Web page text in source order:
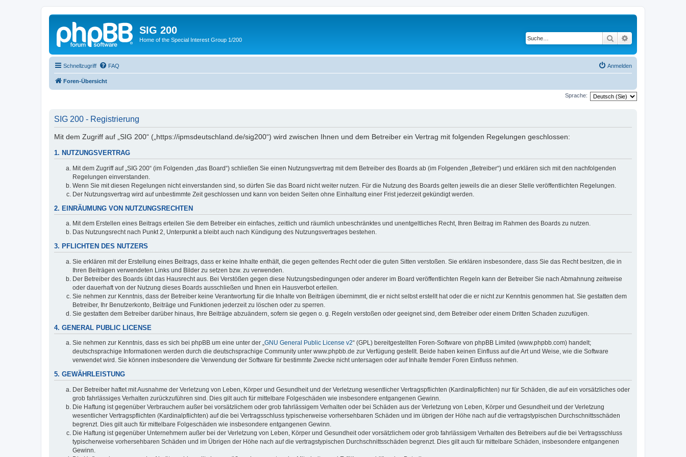
SIG 200
Home of the Special Interest Group 1/200 Suche
Schnellzugriff FAQ Anmelden
Foren-Übersicht
Sprache:
SIG 200 - Registrierung
Mit dem Zugriff auf „SIG 200“ („https://ipmsdeutschland.de/sig200“) wird zwischen Ihnen und dem Betreiber ein Vertrag mit folgenden Regelungen geschlossen:
1. NUTZUNGSVERTRAG
Mit dem Zugriff auf „SIG 200“ (im Folgenden „das Board“) schließen Sie einen Nutzungsvertrag mit dem Betreiber des Boards ab (im Folgenden „Betreiber“) und erklären sich mit den nachfolgenden
Regelungen einverstanden.
Wenn Sie mit diesen Regelungen nicht einverstanden sind, so dürfen Sie das Board nicht weiter nutzen. Für die Nutzung des Boards gelten jeweils die an dieser Stelle veröffentlichten Regelungen.
Der Nutzungsvertrag wird auf unbestimmte Zeit geschlossen und kann von beiden Seiten ohne Einhaltung einer Frist jederzeit gekündigt werden.
2. EINRÄUMUNG VON NUTZUNGSRECHTEN
Mit dem Erstellen eines Beitrags erteilen Sie dem Betreiber ein einfaches, zeitlich und räumlich unbeschränktes und unentgeltliches Recht, Ihren Beitrag im Rahmen des Boards zu nutzen.
Das Nutzungsrecht nach Punkt 2, Unterpunkt a bleibt auch nach Kündigung des Nutzungsvertrages bestehen.
3. PFLICHTEN DES NUTZERS
Sie erklären mit der Erstellung eines Beitrags, dass er keine Inhalte enthält, die gegen geltendes Recht oder die guten Sitten verstoßen. Sie erklären insbesondere, dass Sie das Recht besitzen, die in
Ihren Beiträgen verwendeten Links und Bilder zu setzen bzw. zu verwenden.
Der Betreiber des Boards übt das Hausrecht aus. Bei Verstößen gegen diese Nutzungsbedingungen oder anderer im Board veröffentlichten Regeln kann der Betreiber Sie nach Abmahnung zeitweise
oder dauerhaft von der Nutzung dieses Boards ausschließen und Ihnen ein Hausverbot erteilen.
Sie nehmen zur Kenntnis, dass der Betreiber keine Verantwortung für die Inhalte von Beiträgen übernimmt, die er nicht selbst erstellt hat oder die er nicht zur Kenntnis genommen hat. Sie gestatten dem
Betreiber, Ihr Benutzerkonto, Beiträge und Funktionen jederzeit zu löschen oder zu sperren.
Sie gestatten dem Betreiber darüber hinaus, Ihre Beiträge abzuändern, sofern sie gegen o. g. Regeln verstoßen oder geeignet sind, dem Betreiber oder einem Dritten Schaden zuzufügen.
4. GENERAL PUBLIC LICENSE
Sie nehmen zur Kenntnis, dass es sich bei phpBB um eine unter der „GNU General Public License v2“ (GPL) bereitgestellten Foren-Software von phpBB Limited (www.phpbb.com) handelt;
deutschsprachige Informationen werden durch die deutschsprachige Community unter www.phpbb.de zur Verfügung gestellt. Beide haben keinen Einfluss auf die Art und Weise, wie die Software
verwendet wird. Sie können insbesondere die Verwendung der Software für bestimmte Zwecke nicht untersagen oder auf Inhalte fremder Foren Einfluss nehmen.
5. GEWÄHRLEISTUNG
Der Betreiber haftet mit Ausnahme der Verletzung von Leben, Körper und Gesundheit und der Verletzung wesentlicher Vertragspflichten (Kardinalpflichten) nur für Schäden, die auf ein vorsätzliches oder
grob fahrlässiges Verhalten zurückzuführen sind. Dies gilt auch für mittelbare Folgeschäden wie insbesondere entgangenen Gewinn.
Die Haftung ist gegenüber Verbrauchern außer bei vorsätzlichem oder grob fahrlässigem Verhalten oder bei Schäden aus der Verletzung von Leben, Körper und Gesundheit und der Verletzung
wesentlicher Vertragspflichten (Kardinalpflichten) auf die bei Vertragsschluss typischerweise vorhersehbaren Schäden und im übrigen der Höhe nach auf die vertragstypischen Durchschnittsschäden
begrenzt. Dies gilt auch für mittelbare Folgeschäden wie insbesondere entgangenen Gewinn.
Die Haftung ist gegenüber Unternehmern außer bei der Verletzung von Leben, Körper und Gesundheit oder vorsätzlichem oder grob fahrlässigem Verhalten des Betreibers auf die bei Vertragsschluss
typischerweise vorhersehbaren Schäden und im Übrigen der Höhe nach auf die vertragstypischen Durchschnittsschäden begrenzt. Dies gilt auch für mittelbare Schäden, insbesondere entgangenen
Gewinn.